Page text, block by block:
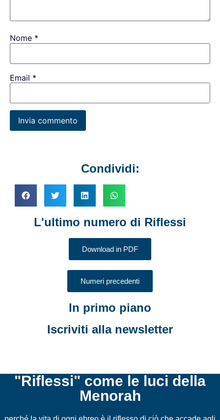
Nome *
Email *
Condividi:
L'ultimo numero di Riflessi
Download in PDF
Numeri precedenti
In primo piano
Iscriviti alla newsletter
"Riflessi" come le luci della
Menorah